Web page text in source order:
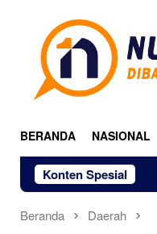
BERANDA NASIONAL
Konten Spesial
Beranda Daerah